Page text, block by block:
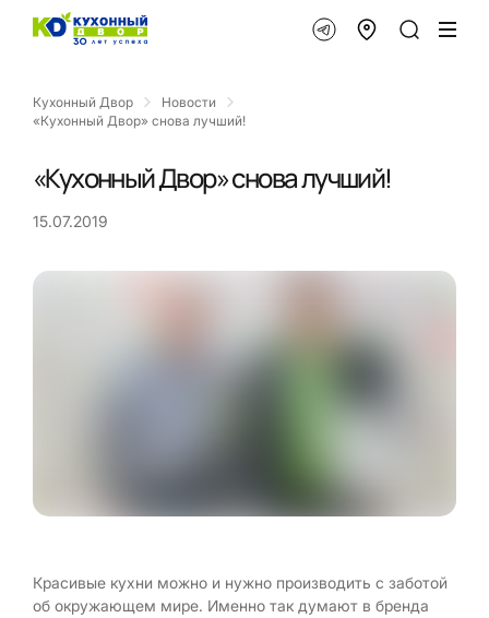
Кухонный Двор
Новости
«Кухонный Двор» снова лучший!
«Кухонный Двор» снова лучший!
15.07.2019
Красивые кухни можно и нужно производить с заботой
об окружающем мире. Именно так думают в бренда